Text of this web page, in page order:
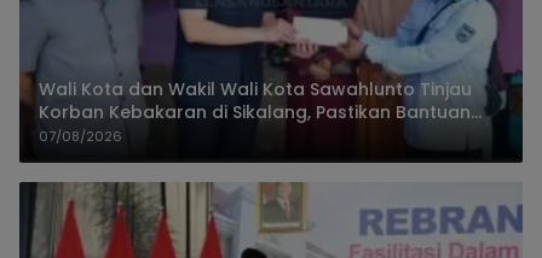
Wali Kota dan Wakil Wali Kota Sawahlunto Tinjau
Korban Kebakaran di Sikalang, Pastikan Bantuan
dan Perkuat Mitigasi Bencana
07/08/2026